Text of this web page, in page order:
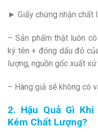
► Giấy chứng nhận chất
– Sản phẩm thật luôn
ký tên + đóng dấu đỏ
lượng, nguồn gốc xuất
– Hàng giả sẽ không có
2. Hậu Quả Gì
Kém Chất Lượng?